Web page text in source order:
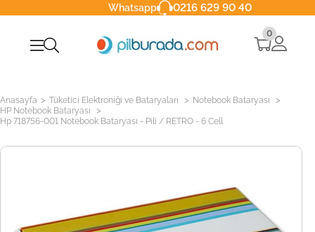
Whatsapp 0216 629 90 40
0
Anasayfa > Tüketici Elektroniği ve Bataryaları > Notebook Bataryası >
HP Notebook Bataryası >
Hp 718756-001 Notebook Bataryası - Pili / RETRO - 6 Cell